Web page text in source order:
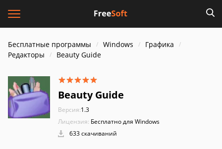
Бесплатные программы Windows
Графика
Редакторы
Beauty Guide
Beauty Guide
Версия:1.3
Лицензия: Бесплатно для Windows
633 скачиваний